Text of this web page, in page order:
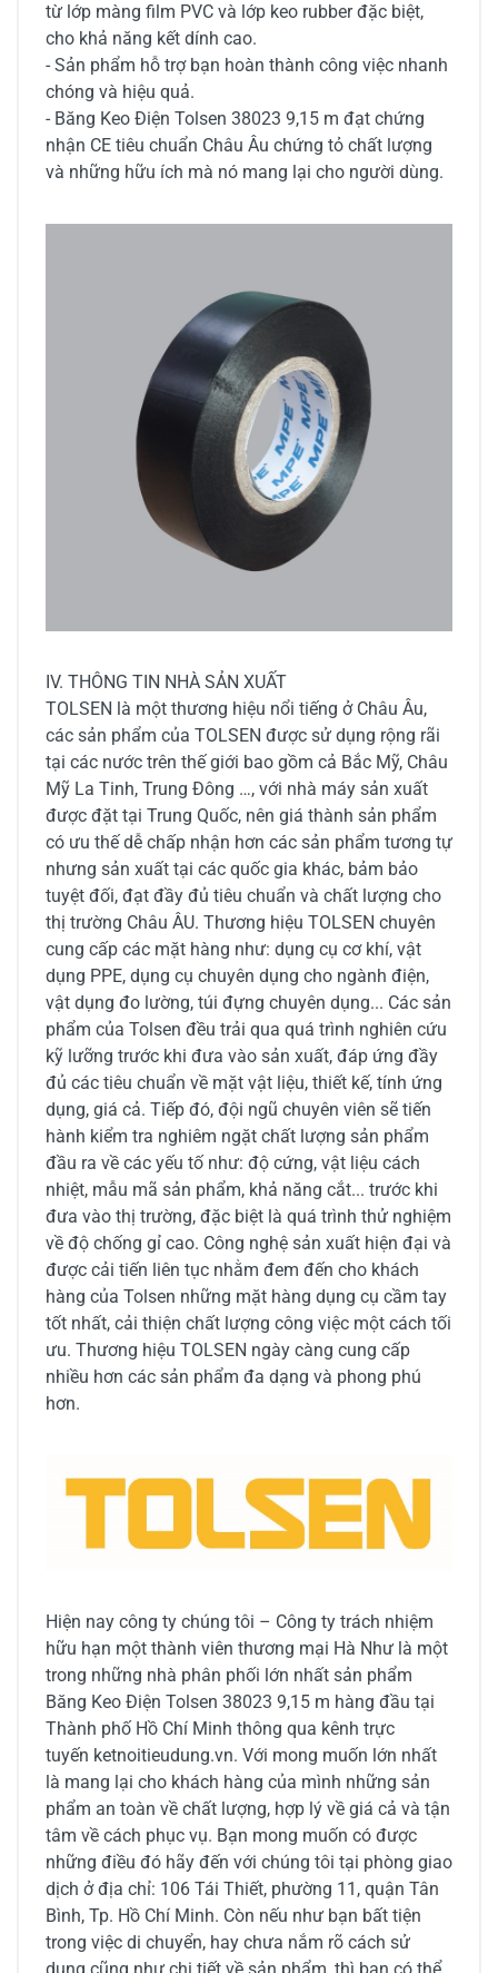
từ lớp màng film PVC và lớp keo rubber đặc biệt,
cho khả năng kết dính cao.
- Sản phẩm hỗ trợ bạn hoàn thành công việc nhanh
chóng và hiệu quả.
- Băng Keo Điện Tolsen 38023 9,15 m đạt chứng
nhận CE tiêu chuẩn Châu Âu chứng tỏ chất lượng
và những hữu ích mà nó mang lại cho người dùng.
IV. THÔNG TIN NHÀ SẢN XUẤT
TOLSEN là một thương hiệu nổi tiếng ở Châu Âu,
các sản phẩm của TOLSEN được sử dụng rộng rãi
tại các nước trên thế giới bao gồm cả Bắc Mỹ, Châu
Mỹ La Tinh, Trung Đông …, với nhà máy sản xuất
được đặt tại Trung Quốc, nên giá thành sản phẩm
có ưu thế dễ chấp nhận hơn các sản phẩm tương tự
nhưng sản xuất tại các quốc gia khác, bảm bảo
tuyệt đối, đạt đầy đủ tiêu chuẩn và chất lượng cho
thị trường Châu ÂU. Thương hiệu TOLSEN chuyên
cung cấp các mặt hàng như: dụng cụ cơ khí, vật
dụng PPE, dụng cụ chuyên dụng cho ngành điện,
vật dụng đo lường, túi đựng chuyên dụng... Các sản
phẩm của Tolsen đều trải qua quá trình nghiên cứu
kỹ lưỡng trước khi đưa vào sản xuất, đáp ứng đầy
đủ các tiêu chuẩn về mặt vật liệu, thiết kế, tính ứng
dụng, giá cả. Tiếp đó, đội ngũ chuyên viên sẽ tiến
hành kiểm tra nghiêm ngặt chất lượng sản phẩm
đầu ra về các yếu tố như: độ cứng, vật liệu cách
nhiệt, mẫu mã sản phẩm, khả năng cắt... trước khi
đưa vào thị trường, đặc biệt là quá trình thử nghiệm
về độ chống gỉ cao. Công nghệ sản xuất hiện đại và
được cải tiến liên tục nhằm đem đến cho khách
hàng của Tolsen những mặt hàng dụng cụ cầm tay
tốt nhất, cải thiện chất lượng công việc một cách tối
ưu. Thương hiệu TOLSEN ngày càng cung cấp
nhiều hơn các sản phẩm đa dạng và phong phú
hơn.
Hiện nay công ty chúng tôi – Công ty trách nhiệm
hữu hạn một thành viên thương mại Hà Như là một
trong những nhà phân phối lớn nhất sản phẩm
Băng Keo Điện Tolsen 38023 9,15 m hàng đầu tại
Thành phố Hồ Chí Minh thông qua kênh trực
tuyến ketnoitieudung.vn. Với mong muốn lớn nhất
là mang lại cho khách hàng của mình những sản
phẩm an toàn về chất lượng, hợp lý về giá cả và tận
tâm về cách phục vụ. Bạn mong muốn có được
những điều đó hãy đến với chúng tôi tại phòng giao
dịch ở địa chỉ: 106 Tái Thiết, phường 11, quận Tân
Bình, Tp. Hồ Chí Minh. Còn nếu như bạn bất tiện
trong việc di chuyển, hay chưa nắm rõ cách sử